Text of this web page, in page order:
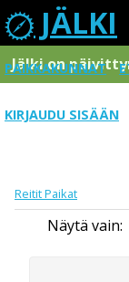
JÄLKI
PAIKKAKUNNAT
KIRJAUDU SISÄÄN
Jälki on
ReititPaikat
Näytä vain: